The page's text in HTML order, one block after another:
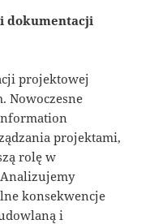
dokumentacji
projektowej
Nowoczesne
projektami,
rolę w
konsekwencje
i